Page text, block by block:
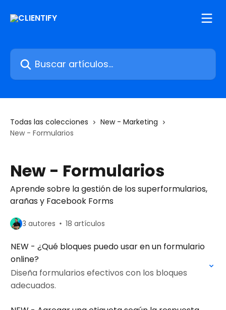
Buscar artículos...
Todas las colecciones
New - Marketing
New - Formularios
New - Formularios
Aprende sobre la gestión de los superformularios,
arañas y Facebook Forms
3 autores 18 artículos
NEW - ¿Qué bloques puedo usar en un formulario
online?
Diseña formularios efectivos con los bloques
adecuados.